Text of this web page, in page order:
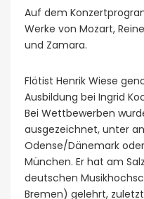
Auf dem
Werke von Mozart,
und Zamara.
Flötist Henrik Wiese
Ausbildung bei Ingrid
Bei Wettbewerben
ausgezeichnet, unter
Odense/Dänemark
München. Er hat am
deutschen
Bremen) gelehrt,